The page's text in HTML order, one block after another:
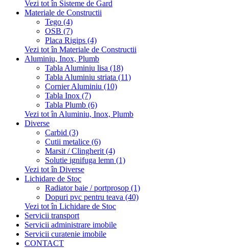
Vezi tot în Sisteme de Gard
Materiale de Constructii
Tego (4)
OSB (7)
Placa Rigips (4)
Vezi tot în Materiale de Constructii
Aluminiu, Inox, Plumb
Tabla Aluminiu lisa (18)
Tabla Aluminiu striata (11)
Cornier Aluminiu (10)
Tabla Inox (7)
Tabla Plumb (6)
Vezi tot în Aluminiu, Inox, Plumb
Diverse
Carbid (3)
Cutii metalice (6)
Marsit / Clingherit (4)
Solutie ignifuga lemn (1)
Vezi tot în Diverse
Lichidare de Stoc
Radiator baie / portprosop (1)
Dopuri pvc pentru teava (40)
Vezi tot în Lichidare de Stoc
Servicii transport
Servicii administrare imobile
Servicii curatenie imobile
CONTACT